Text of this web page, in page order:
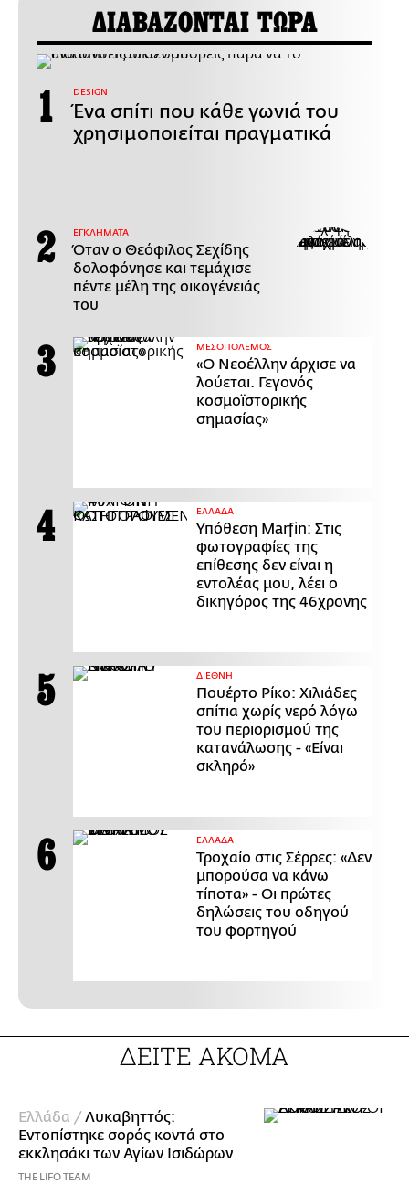
ΔΙΑΒΑΖΟΝΤΑΙ ΤΩΡΑ
DESIGN
Ένα σπίτι που κάθε γωνιά του
χρησιμοποιείται πραγματικά
ΕΓΚΛΗΜΑΤΑ
Όταν ο Θεόφιλος Σεχίδης
δολοφόνησε και τεμάχισε
πέντε μέλη της οικογένειάς
του
ΜΕΣΟΠΟΛΕΜΟΣ
«Ο Νεοέλλην άρχισε να
λούεται. Γεγονός
κοσμοϊστορικής
σημασίας»
ΕΛΛΑΔΑ
Υπόθεση Marfin: Στις
φωτογραφίες της
επίθεσης δεν είναι η
εντολέας μου, λέει ο
δικηγόρος της 46χρονης
ΔΙΕΘΝΗ
Πουέρτο Ρίκο: Χιλιάδες
σπίτια χωρίς νερό λόγω
του περιορισμού της
κατανάλωσης - «Είναι
σκληρό»
ΕΛΛΑΔΑ
Τροχαίο στις Σέρρες: «Δεν
μπορούσα να κάνω
τίποτα» - Οι πρώτες
δηλώσεις του οδηγού
του φορτηγού
ΔΕΙΤΕ ΑΚΟΜΑ
Ελλάδα /Λυκαβηττός:
Εντοπίστηκε σορός κοντά στο
εκκλησάκι των Αγίων Ισιδώρων
THE LIFO TEAM